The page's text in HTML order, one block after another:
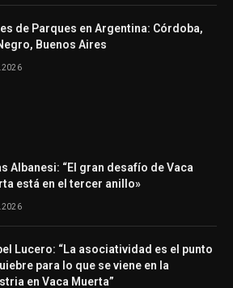
de Parques en Argentina: Córdoba,
Buenos Aires
Albanesi: “El gran desafío de Vaca
está en el tercer anillo»
Lucero: “La asociatividad es el punto
para lo que se viene en la
en Vaca Muerta”